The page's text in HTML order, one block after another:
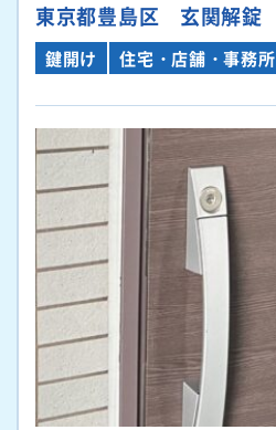
東京都豊島区 玄関解錠
鍵開け 住宅・店舗・事務所